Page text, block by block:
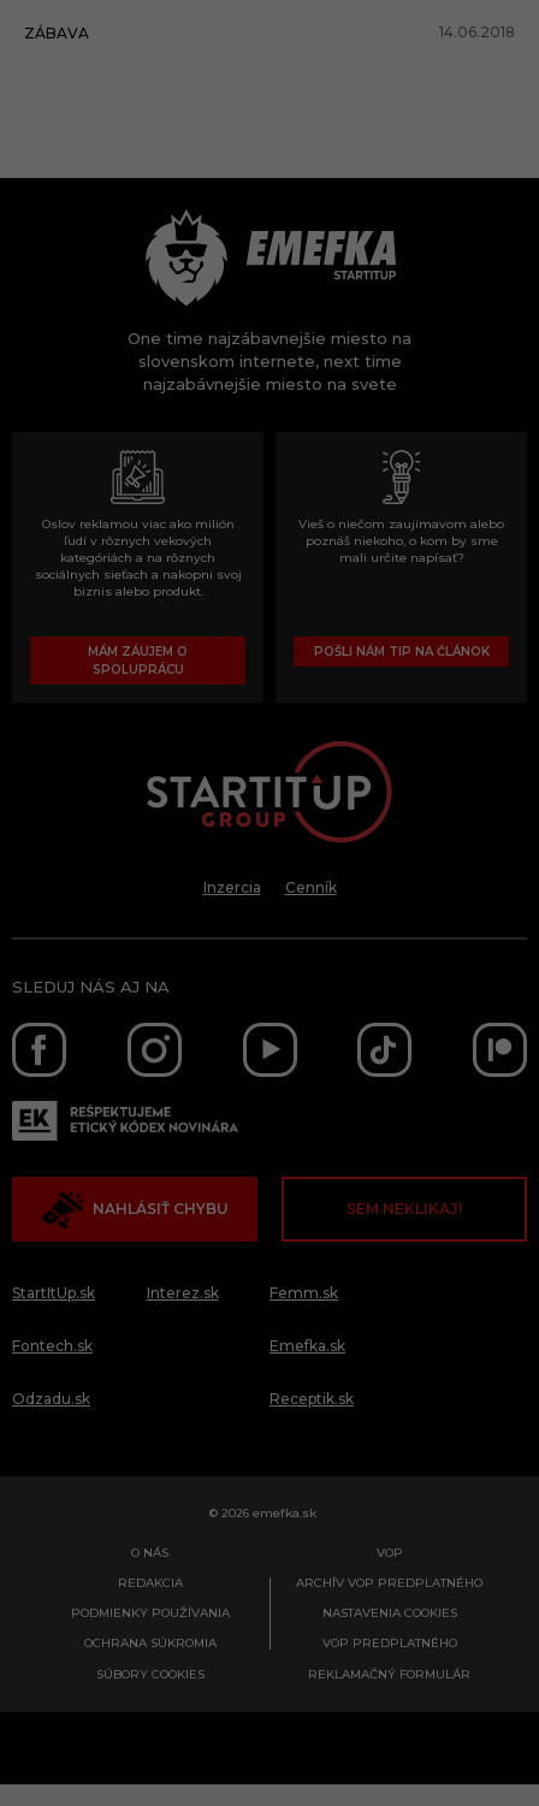
ZÁBAVA 14.06.2018
One time najzábavnejšie miesto na
slovenskom internete, next time
najzabávnejšie miesto na svete
Oslov reklamou viac ako milión
ľudí v rôznych vekových
kategóriách a na rôznych
sociálnych sieťach a nakopni svoj
biznis alebo produkt.
MÁM ZÁUJEM O
SPOLUPRÁCU
Vieš o niečom zaujímavom alebo
poznáš niekoho, o kom by sme
mali určite napísať?
POŠLI NÁM TIP NA ČLÁNOK
Inzercia Cenník
SLEDUJ NÁS AJ NA
NAHLÁSIŤ CHYBU SEM NEKLIKAJ!
StartItUp.sk
Fontech.sk
Odzadu.sk
Interez.sk Femm.sk
Emefka.sk
Receptik.sk
© 2026 emefka.sk
O NÁS
REDAKCIA
PODMIENKY POUŽÍVANIA
OCHRANA SÚKROMIA
SÚBORY COOKIES
VOP
ARCHÍV VOP PREDPLATNÉHO
NASTAVENIA COOKIES
VOP PREDPLATNÉHO
REKLAMAČNÝ FORMULÁR